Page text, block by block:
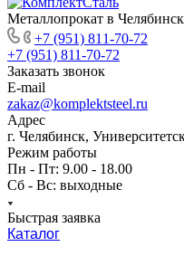
Металлопрокат в
+7 (951) 811-70-72
+7 (951) 811-70-72
Заказать звонок
E-mail
zakaz@komplektsteel.ru
Адрес
г. Челябинск,
Режим работы
Пн - Пт: 9.00 - 18.00
Сб - Вс: выходные
Быстрая заявка
Каталог